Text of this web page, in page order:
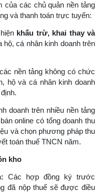
của các chủ quản nền tảng
và thanh toán trực tuyến:
khấu trừ, khai thay và
hộ, cá nhân kinh doanh trên
nền tảng không có chức
hộ và cá nhân kinh doanh
doanh trên nhiều nền tảng
online có tổng doanh thu
và chọn phương pháp thu
toán thuế TNCN năm.
kho
Các hợp đồng ký trước
đã nộp thuế sẽ được điều